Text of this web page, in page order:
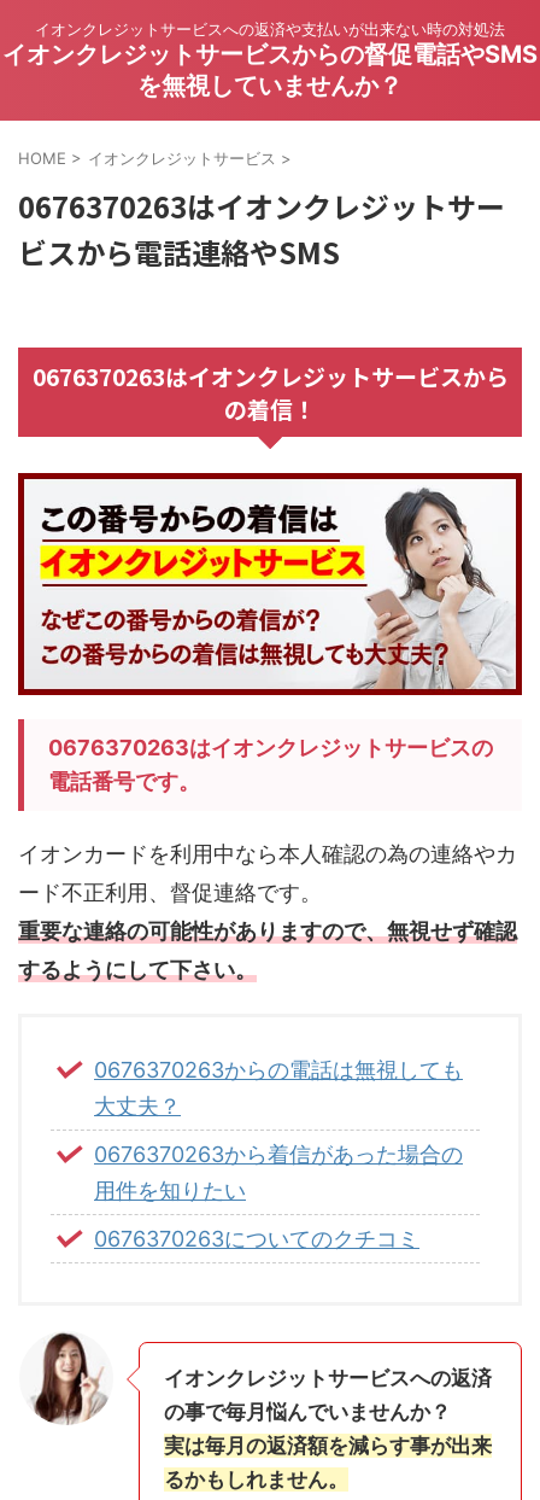
イオンクレジットサービスへの返済や支払いが出来ない時の対処法
イオンクレジットサービスからの督促電話やSMS
を無視していませんか？
HOME > イオンクレジットサービス >
0676370263はイオンクレジットサー
ビスから電話連絡やSMS
0676370263はイオンクレジットサービスから
の着信！
0676370263はイオンクレジットサービスの
電話番号です。
イオンカードを利用中なら本人確認の為の連絡やカ
ード不正利用、督促連絡です。
重要な連絡の可能性がありますので、無視せず確認
するようにして下さい。
0676370263からの電話は無視しても
大丈夫？
0676370263から着信があった場合の
用件を知りたい
0676370263についてのクチコミ
イオンクレジットサービスへの返済
の事で毎月悩んでいませんか？
実は毎月の返済額を減らす事が出来
るかもしれません。